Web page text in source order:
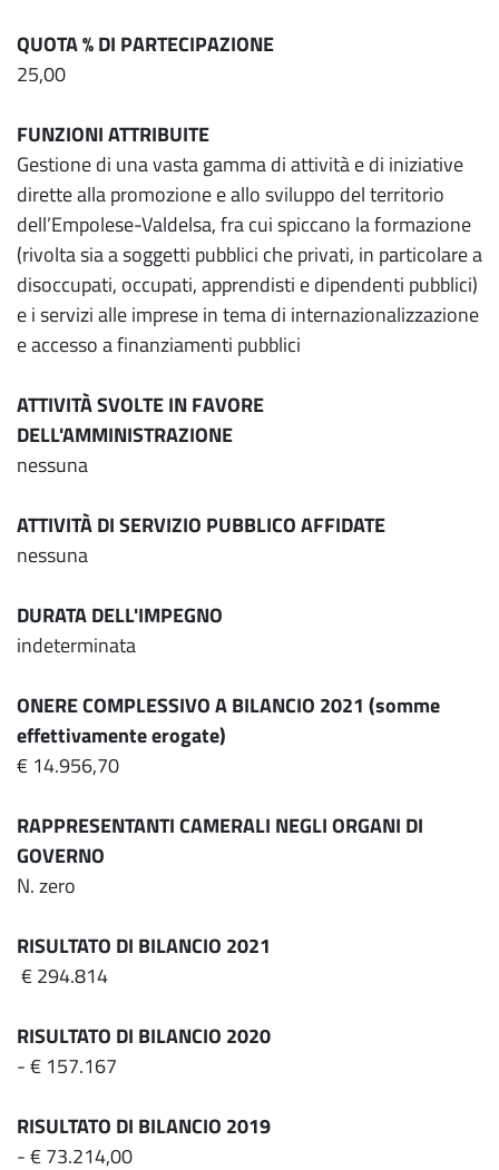
QUOTA % DI PARTECIPAZIONE
25,00
FUNZIONI ATTRIBUITE
Gestione di una vasta gamma di attività e di iniziative
dirette alla promozione e allo sviluppo del territorio
dell’Empolese-Valdelsa, fra cui spiccano la formazione
(rivolta sia a soggetti pubblici che privati, in particolare a
disoccupati, occupati, apprendisti e dipendenti pubblici)
e i servizi alle imprese in tema di internazionalizzazione
e accesso a finanziamenti pubblici
ATTIVITÀ SVOLTE IN FAVORE
DELL'AMMINISTRAZIONE
nessuna
ATTIVITÀ DI SERVIZIO PUBBLICO AFFIDATE
nessuna
DURATA DELL'IMPEGNO
indeterminata
ONERE COMPLESSIVO A BILANCIO 2021 (somme
effettivamente erogate)
€ 14.956,70
RAPPRESENTANTI CAMERALI NEGLI ORGANI DI
GOVERNO
N. zero
RISULTATO DI BILANCIO 2021
€ 294.814
RISULTATO DI BILANCIO 2020
- € 157.167
RISULTATO DI BILANCIO 2019
- € 73.214,00